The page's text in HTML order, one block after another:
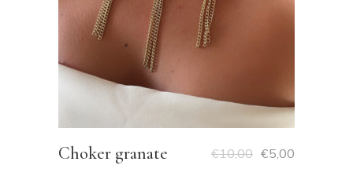
Choker granate €10,00 €5,00